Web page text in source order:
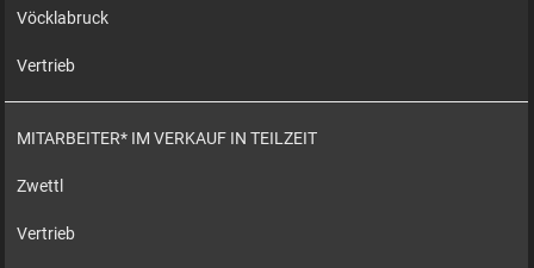
Vöcklabruck
Vertrieb
MITARBEITER* IM VERKAUF IN TEILZEIT
Zwettl
Vertrieb